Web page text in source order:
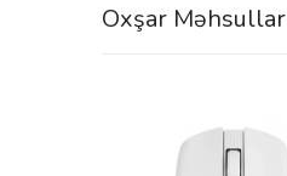
Oxşar Məhsullar